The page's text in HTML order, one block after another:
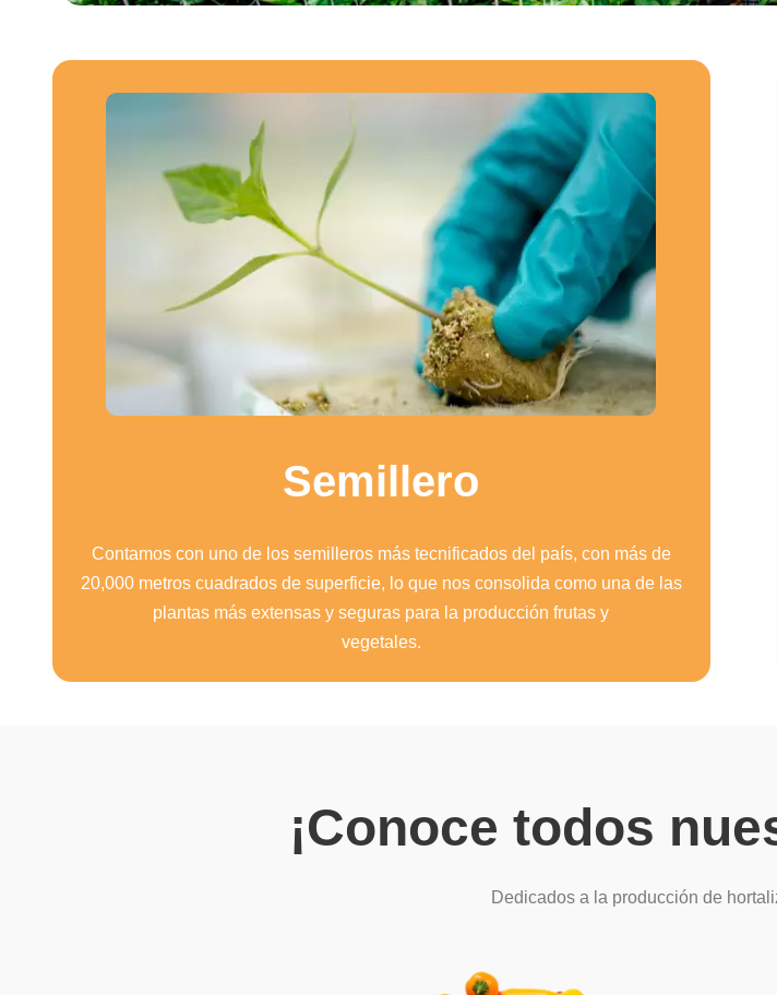
Semillero
Contamos con uno de los semilleros más tecnificados del país, con más de
20,000 metros cuadrados de superficie, lo que nos consolida como una de las
plantas más extensas y seguras para la producción frutas y
vegetales.
¡Conoce todos
Dedicados a la producción de